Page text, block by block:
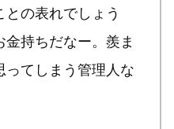
の表れでしょう
持ちだなー。羨ま
ってしまう管理人な